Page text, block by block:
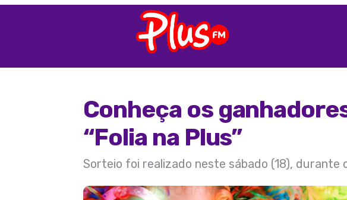
Conheça os
“Folia na Plus”
Sorteio foi realizado neste sábado (18), durante